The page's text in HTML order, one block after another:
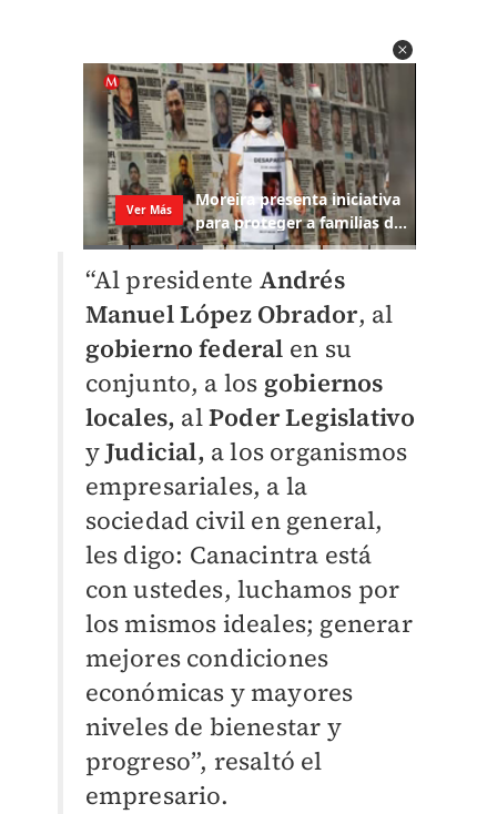
“Al presidente Andrés
Manuel López Obrador, al
gobierno federal en su
conjunto, a los gobiernos
locales, alPoder Legislativo
yJudicial, a los organismos
empresariales, a la
sociedad civil en general,
les digo: Canacintra está
con ustedes, luchamos por
los mismos ideales; generar
mejores condiciones
económicas y mayores
niveles de bienestar y
progreso”, resaltó el
empresario.